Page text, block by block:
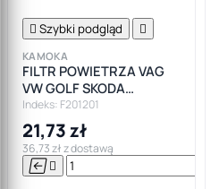
 Szybki podgląd 
KAMOKA
FILTR POWIETRZA VAG
VW GOLF SKODA
OCTAVIA 2 1.9 2.0 TDI
Indeks: F201201
21,73 zł
36,73 zł z dostawą
 